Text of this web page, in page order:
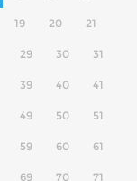
19 20 21
29 30 31
39 40 41
49 50 51
59 60 61
69 70 71